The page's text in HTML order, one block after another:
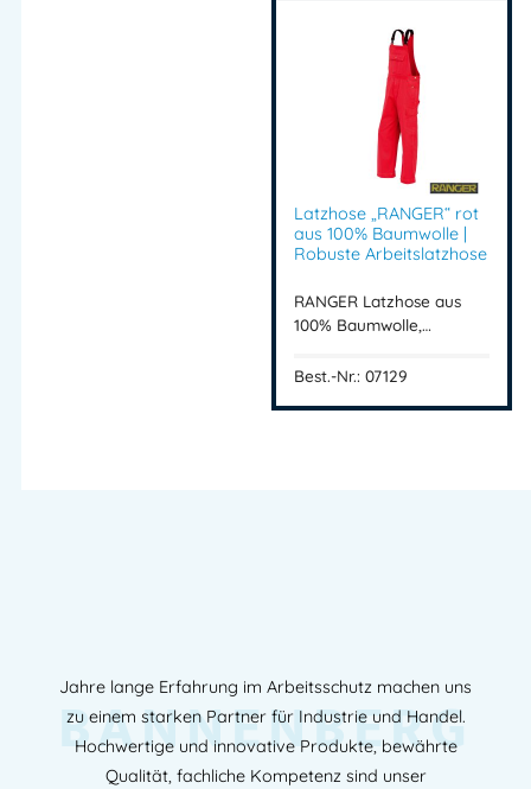
Latzhose „RANGER“ rot
aus 100% Baumwolle |
Robuste Arbeitslatzhose
RANGER Latzhose aus
100% Baumwolle,…
Best.-Nr.: 07129
Jahre lange Erfahrung im Arbeitsschutz machen uns
zu einem starken Partner für Industrie und Handel.
Hochwertige und innovative Produkte, bewährte
Qualität, fachliche Kompetenz sind unser
BANNENBERG